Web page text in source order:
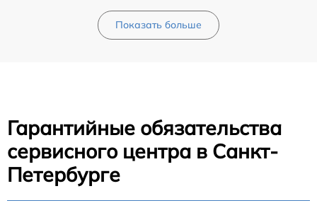
Показать больше
Гарантийные обязательства
сервисного центра в Санкт-
Петербурге